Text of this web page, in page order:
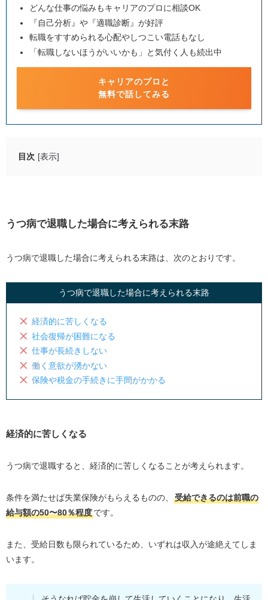
どんな仕事の悩みもキャリアのプロに相談OK
『自己分析』や『適職診断』が好評
転職をすすめられる心配やしつこい電話もなし
「転職しないほうがいいかも」と気付く人も続出中
キャリアのプロと
無料で話してみる
目次 [表示]
社会復帰が困難になる
働く意欲が湧かない
うつ病で退職するメリット
うつ病で退職したあとにもらえる給付金・手当
失業保険
傷病手当
傷病手当金
障害年金
うつ病で退職したときに利用できる制度
自立支援医療制度
生活困窮者自立支援制度
うつ病で退職後同じ末路を辿らないためにできること
ゆっくり休養して病気を治す
自分に合った働き方をする
うつ病で退職した場合に考えられる末路
うつ病で退職した場合に考えられる末路は、次のとおりです。
うつ病で退職した場合に考えられる末路
経済的に苦しくなる
社会復帰が困難になる
仕事が長続きしない
働く意欲が湧かない
保険や税金の手続きに手間がかかる
経済的に苦しくなる
うつ病で退職すると、経済的に苦しくなることが考えられます。
条件を満たせば失業保険がもらえるものの、
受給できるのは前職の
給与額の50〜80％程度です。
また、受給日数も限られているため、いずれは収入が途絶えてしま
います。